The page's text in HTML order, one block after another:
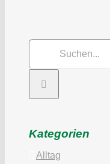
Kategorien
Alltag